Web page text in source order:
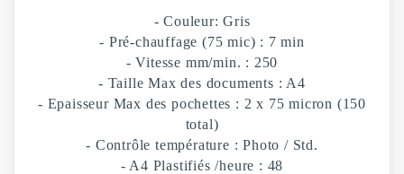
- Couleur: Gris
- Pré-chauffage (75 mic) : 7 min
- Vitesse mm/min. : 250
- Taille Max des documents : A4
- Epaisseur Max des pochettes : 2 x 75 micron (150
total)
- Contrôle température : Photo / Std.
- A4 Plastifiés /heure : 48